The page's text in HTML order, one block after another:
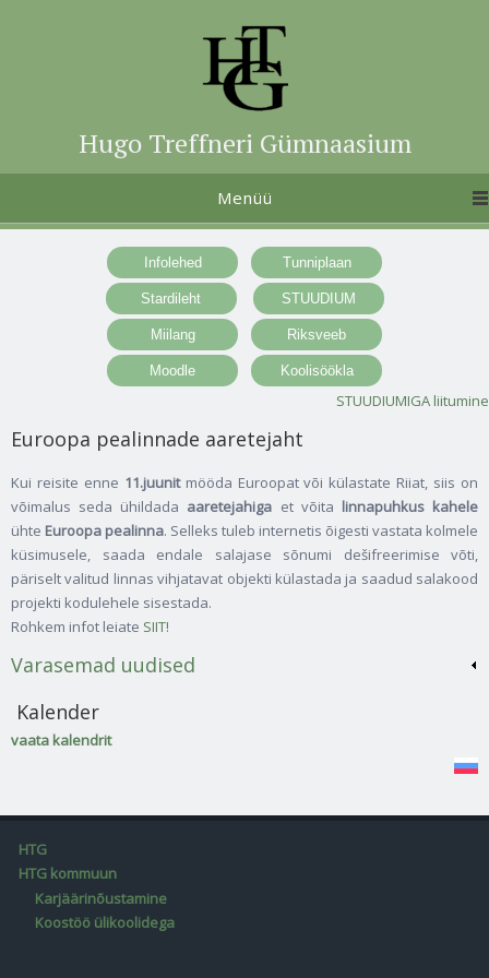
Hugo Treffneri Gümnaasium
Menüü
STUUDIUMIGA liitumine
Euroopa pealinnade aaretejaht
Kui reisite enne 11.juunitmööda Euroopat või külastate Riiat, siis on
võimalus seda ühildada aaretejahiga et võita linnapuhkus kahele
ühte Euroopa pealinna. Selleks tuleb internetis õigesti vastata kolmele
küsimusele, saada endale salajase sõnumi dešifreerimise võti,
päriselt valitud linnas vihjatavat objekti külastada ja saadud salakood
projekti kodulehele sisestada.
Rohkem infot leiate SIIT!
Varasemad uudised
Kalender
vaata kalendrit
HTG
HTG kommuun
Karjäärinõustamine
Koostöö ülikoolidega